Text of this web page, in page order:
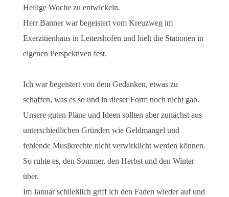
Heilige Woche zu entwickeln.
Herr Banner war begeistert vom Kreuzweg im
Exerzitienhaus in Leitershofen und hielt die Stationen in
eigenen Perspektiven fest.
Ich war begeistert von dem Gedanken, etwas zu
schaffen, was es so und in dieser Form noch nicht gab.
Unsere guten Pläne und Ideen sollten aber zunächst aus
unterschiedlichen Gründen wie Geldmangel und
fehlende Musikrechte nicht verwirklicht werden können.
So ruhte es, den Sommer, den Herbst und den Winter
über.
Im Januar schließlich griff ich den Faden wieder auf und